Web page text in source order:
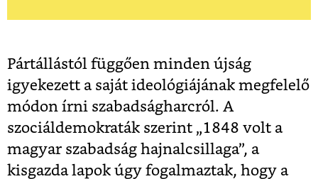
Pártállástól függően minden újság
igyekezett a saját ideológiájának megfelelő
módon írni szabadságharcról. A
szociáldemokraták szerint „1848 volt a
magyar szabadság hajnalcsillaga”, a
kisgazda lapok úgy fogalmaztak, hogy a